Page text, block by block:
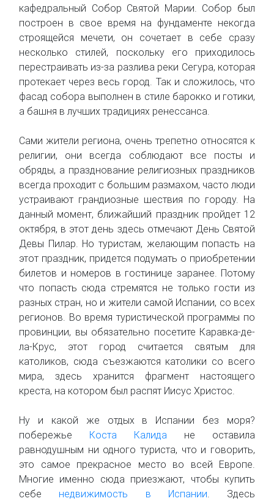
кафедральный Собор Святой Марии. Собор был
построен в свое время на фундаменте некогда
строящейся мечети, он сочетает в себе сразу
несколько стилей, поскольку его приходилось
перестраивать из-за разлива реки Сегура, которая
протекает через весь город. Так и сложилось, что
фасад собора выполнен в стиле барокко и готики,
а башня в лучших традициях ренессанса.
Сами жители региона, очень трепетно относятся к
религии, они всегда соблюдают все посты и
обряды, а празднование религиозных праздников
всегда проходит с большим размахом, часто люди
устраивают грандиозные шествия по городу. На
данный момент, ближайший праздник пройдет 12
октября, в этот день здесь отмечают День Святой
Девы Пилар. Но туристам, желающим попасть на
этот праздник, придется подумать о приобретении
билетов и номеров в гостинице заранее. Потому
что попасть сюда стремятся не только гости из
разных стран, но и жители самой Испании, со всех
регионов. Во время туристической программы по
провинции, вы обязательно посетите Каравка-де-
ла-Крус, этот город считается святым для
католиков, сюда съезжаются католики со всего
мира, здесь хранится фрагмент настоящего
креста, на котором был распят Иисус Христос.
Ну и какой же отдых в Испании без моря?
побережье Коста Калида не оставила
равнодушным ни одного туриста, что и говорить,
это самое прекрасное место во всей Европе.
Многие именно сюда приезжают, чтобы купить
себе недвижимость в Испании. Здесь